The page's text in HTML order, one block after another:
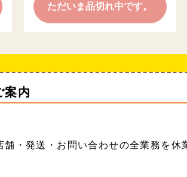
ただいま品切れ中です。
内
・発送・お問い合わせの全業務を休